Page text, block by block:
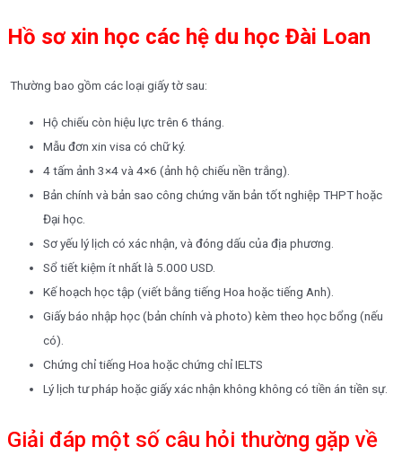
Hồ sơ xin học các hệ du học Đài Loan
Thường bao gồm các loại giấy tờ sau:
Hộ chiếu còn hiệu lực trên 6 tháng.
Mẫu đơn xin visa có chữ ký.
4 tấm ảnh 3×4 và 4×6 (ảnh hộ chiếu nền trắng).
Bản chính và bản sao công chứng văn bản tốt nghiệp THPT hoặc
Đại học.
Sơ yếu lý lịch có xác nhận, và đóng dấu của địa phương.
Sổ tiết kiệm ít nhất là 5.000 USD.
Kế hoạch học tập (viết bằng tiếng Hoa hoặc tiếng Anh).
Giấy báo nhập học (bản chính và photo) kèm theo học bổng (nếu
có).
Chứng chỉ tiếng Hoa hoặc chứng chỉ IELTS
Lý lịch tư pháp hoặc giấy xác nhận không không có tiền án tiền sự.
Giải đáp một số câu hỏi thường gặp về